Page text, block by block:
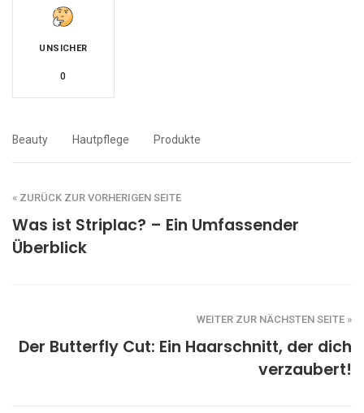
UNSICHER
0
Beauty Hautpflege Produkte
« ZURÜCK ZUR VORHERIGEN SEITE
Was ist Striplac? – Ein Umfassender
Überblick
WEITER ZUR NÄCHSTEN SEITE »
Der Butterfly Cut: Ein Haarschnitt, der dich
verzaubert!